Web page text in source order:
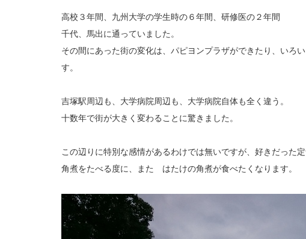
高校３年間、九州大学の学生時の６年間、研修医の２年間
千代、馬出に通っていました。
その間にあった街の変化は、パピヨンプラザができたり、いろ
す。
吉塚駅周辺も、大学病院周辺も、大学病院自体も全く違う。
十数年で街が大きく変わることに驚きました。
この辺りに特別な感情があるわけでは無いですが、好きだっ
角煮をたべる度に、また はたけの角煮が食べたくなります。